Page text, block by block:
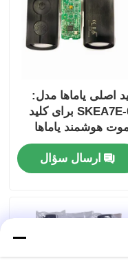
اصلی یاماها مدل:
SKEA7E-03 برای کلید
هوشمند یاماها
B74-H6261-02/
ارسال سؤال